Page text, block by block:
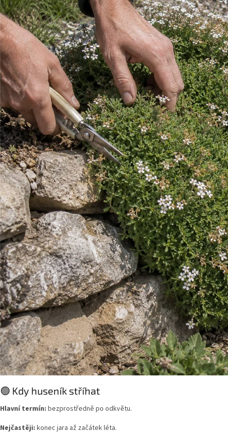
🟢 Kdy huseník stříhat
Hlavní termín: bezprostředně po odkvětu.
Nejčastěji: konec jara až začátek léta.